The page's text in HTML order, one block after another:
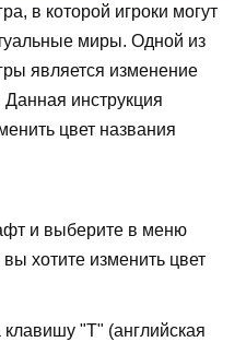
в которой игроки могут
миры. Одной из
является изменение
инструкция
цвет названия
и выберите в меню
хотите изменить цвет
"T" (английская